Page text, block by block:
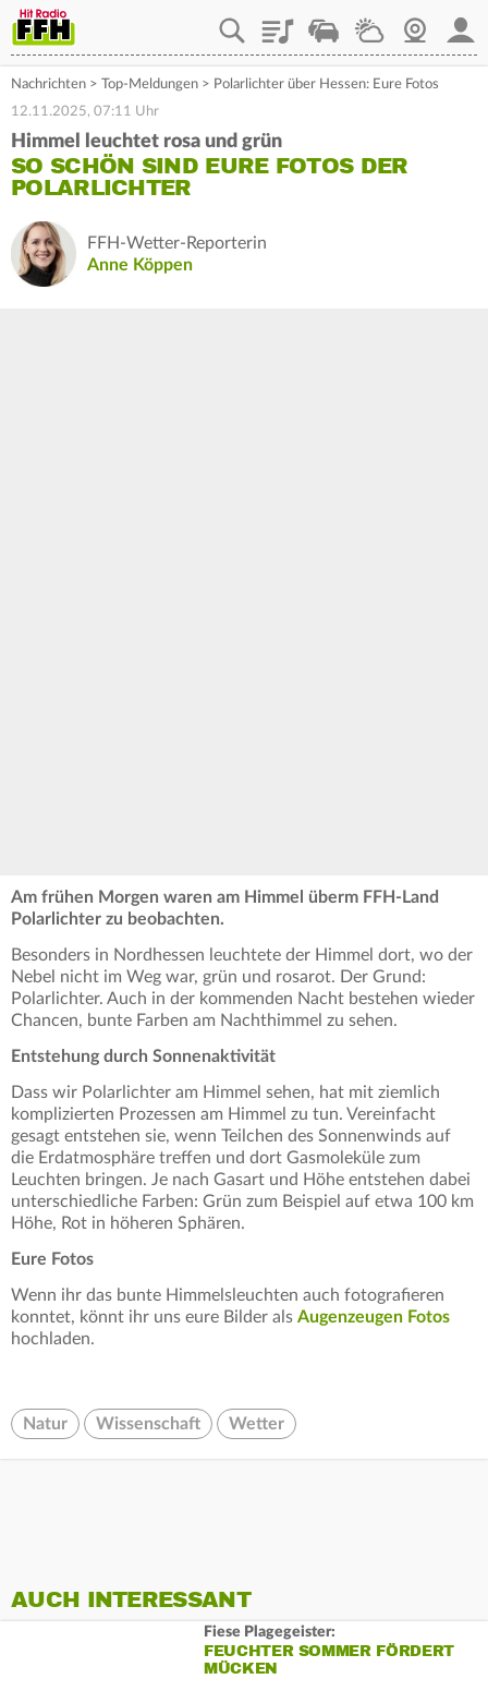
PlaylistStaupilotWetterWebcam
Nachrichten > Top-Meldungen > Polarlichter über Hessen: Eure Fotos
12.11.2025, 07:11 Uhr
Himmel leuchtet rosa und grün
SO SCHÖN SIND EURE FOTOS DER
POLARLICHTER
FFH-Wetter-Reporterin
Anne Köppen
Am frühen Morgen waren am Himmel überm FFH-Land
Polarlichter zu beobachten.
Besonders in Nordhessen leuchtete der Himmel dort, wo der
Nebel nicht im Weg war, grün und rosarot. Der Grund:
Polarlichter. Auch in der kommenden Nacht bestehen wieder
Chancen, bunte Farben am Nachthimmel zu sehen.
Entstehung durch Sonnenaktivität
Dass wir Polarlichter am Himmel sehen, hat mit ziemlich
komplizierten Prozessen am Himmel zu tun. Vereinfacht
gesagt entstehen sie, wenn Teilchen des Sonnenwinds auf
die Erdatmosphäre treffen und dort Gasmoleküle zum
Leuchten bringen. Je nach Gasart und Höhe entstehen dabei
unterschiedliche Farben: Grün zum Beispiel auf etwa 100 km
Höhe, Rot in höheren Sphären.
Eure Fotos
Wenn ihr das bunte Himmelsleuchten auch fotografieren
konntet, könnt ihr uns eure Bilder als Augenzeugen Fotos
hochladen.
Natur Wissenschaft Wetter
AUCH INTERESSANT
Fiese Plagegeister:
FEUCHTER SOMMER FÖRDERT
MÜCKEN